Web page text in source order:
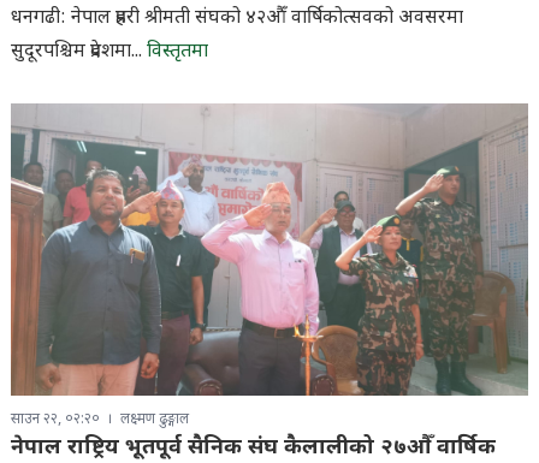
धनगढी: नेपाल प्रहरी श्रीमती संघको ४२औँ वार्षिकोत्सवको अवसरमा
सुदूरपश्चिम प्रदेशमा... विस्तृतमा
साउन २२, ०२:२० लक्ष्मण ढुङ्गाल
नेपाल राष्ट्रिय भूतपूर्व सैनिक संघ कैलालीको २७औँ वार्षिक